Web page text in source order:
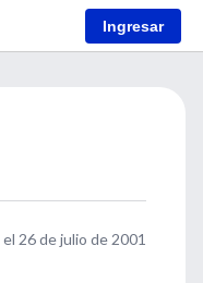
Ingresar
26 de julio de 2001